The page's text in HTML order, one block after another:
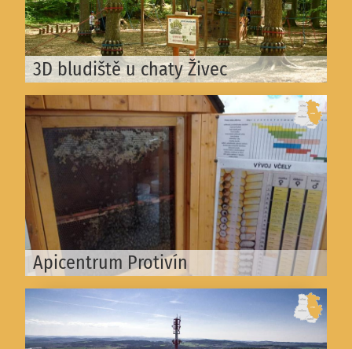
3D bludiště u chaty Živec
Apicentrum Protivín